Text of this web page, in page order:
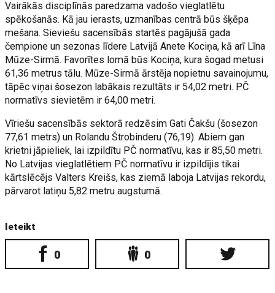
Vairākās disciplīnās paredzama vadošo vieglatlētu
spēkošanās. Kā jau ierasts, uzmanības centrā būs šķēpa
mešana. Sieviešu sacensībās startēs pagājušā gada
čempione un sezonas līdere Latvijā Anete Kociņa, kā arī Līna
Mūze-Sirmā. Favorītes lomā būs Kociņa, kura šogad metusi
61,36 metrus tālu. Mūze-Sirmā ārstēja nopietnu savainojumu,
tāpēc viņai šosezon labākais rezultāts ir 54,02 metri. PČ
normatīvs sievietēm ir 64,00 metri.
Vīriešu sacensībās sektorā redzēsim Gati Čakšu (šosezon
77,61 metrs) un Rolandu Štrobinderu (76,19). Abiem gan
krietni jāpieliek, lai izpildītu PČ normatīvu, kas ir 85,50 metri.
No Latvijas vieglatlētiem PČ normatīvu ir izpildījis tikai
kārtslēcējs Valters Kreišs, kas ziemā laboja Latvijas rekordu,
pārvarot latiņu 5,82 metru augstumā.
Ieteikt
0 0